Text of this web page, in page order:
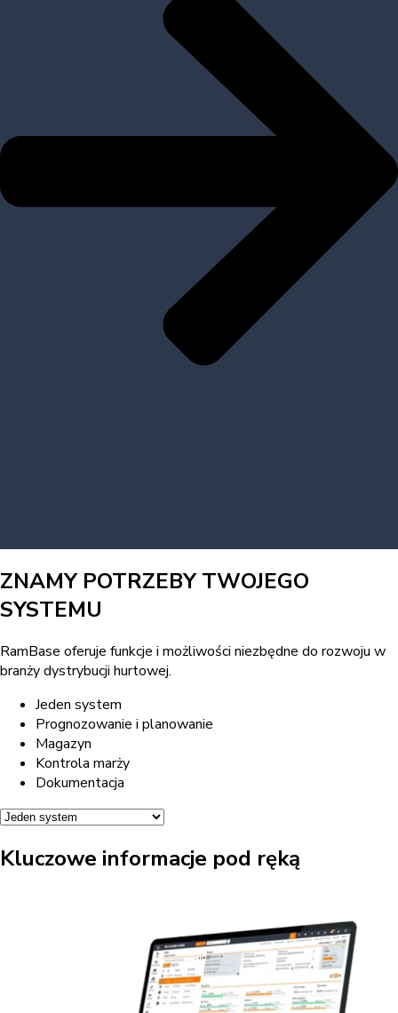
ZNAMY POTRZEBY TWOJEGO
SYSTEMU
RamBase oferuje funkcje i możliwości niezbędne do rozwoju w
branży dystrybucji hurtowej.
Jeden system
Prognozowanie i planowanie
Magazyn
Kontrola marży
Dokumentacja
Kluczowe informacje pod ręką